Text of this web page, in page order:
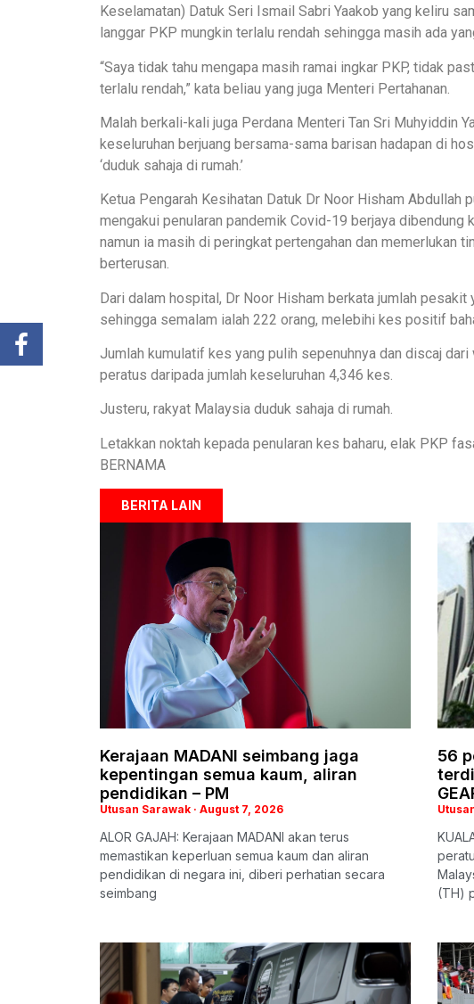
Keselamatan) Datuk Seri Ismail Sabri Yaakob yang keliru
langgar PKP mungkin terlalu rendah sehingga masih ada
“Saya tidak tahu mengapa masih ramai ingkar PKP, tidak
terlalu rendah,” kata beliau yang juga Menteri Pertahanan.
Malah berkali-kali juga Perdana Menteri Tan Sri Muhyiddin
keseluruhan berjuang bersama-sama barisan hadapan di
‘duduk sahaja di rumah.’
Ketua Pengarah Kesihatan Datuk Dr Noor Hisham Abdullah
mengakui penularan pandemik Covid-19 berjaya
namun ia masih di peringkat pertengahan dan memerlukan
berterusan.
Dari dalam hospital, Dr Noor Hisham berkata jumlah
sehingga semalam ialah 222 orang, melebihi kes positif
Jumlah kumulatif kes yang pulih sepenuhnya dan discaj
peratus daripada jumlah keseluruhan 4,346 kes.
Justeru, rakyat Malaysia duduk sahaja di rumah.
Letakkan noktah kepada penularan kes baharu, elak PKP
BERNAMA
BERITA LAIN
Kerajaan MADANI seimbang jaga
kepentingan semua kaum, aliran
pendidikan – PM
Utusan Sarawak August 7, 2026
ALOR GAJAH: Kerajaan MADANI akan terus
memastikan keperluan semua kaum dan aliran
pendidikan di negara ini, diberi perhatian secara
seimbang
56
(TH)